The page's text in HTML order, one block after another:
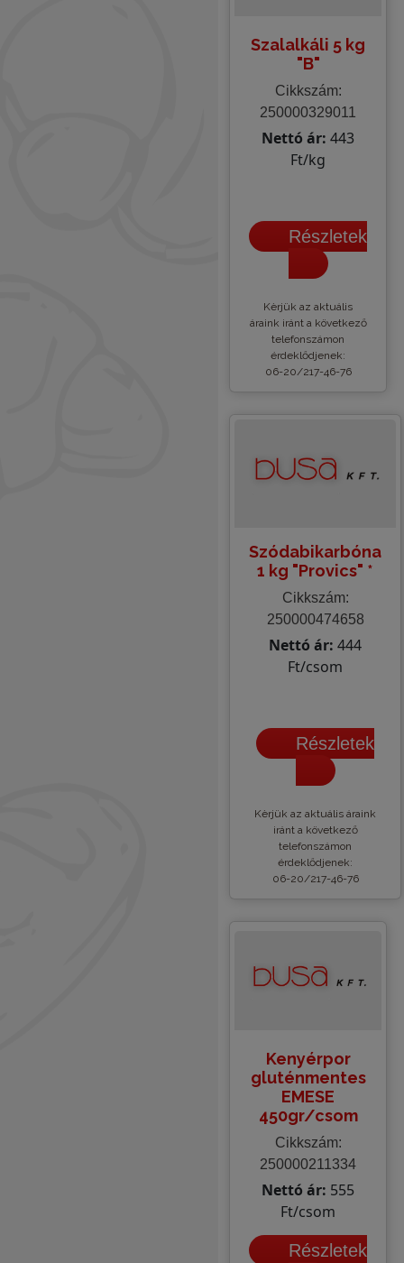
Szalalkáli 5 kg
"B"
Cikkszám:
250000329011
Nettó ár: 443
Ft/kg
Részletek
Kèrjük az aktuális
áraink iránt a következő
telefonszámon
érdeklődjenek:
06-20/217-46-76
Szódabikarbóna
1 kg "Provics" *
Cikkszám:
250000474658
Nettó ár: 444
Ft/csom
Részletek
Kèrjük az aktuális áraink
iránt a következő
telefonszámon
érdeklődjenek:
06-20/217-46-76
Kenyérpor
gluténmentes
EMESE
450gr/csom
Cikkszám:
250000211334
Nettó ár: 555
Ft/csom
Részletek